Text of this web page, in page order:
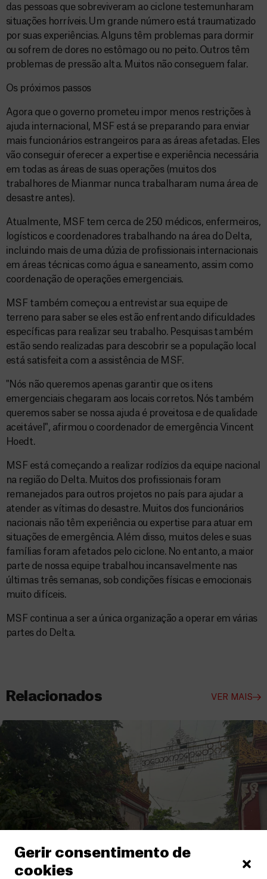
Gerir consentimento de
cookies
das pessoas que sobreviveram ao ciclone testemunharam
situações horríveis. Um grande número está traumatizado
por suas experiências. Alguns têm problemas para dormir
ou sofrem de dores no estômago ou no peito. Outros têm
problemas de pressão alta. Muitos não conseguem falar.
Os próximos passos
Agora que o governo prometeu impor menos restrições à
ajuda internacional, MSF está se preparando para enviar
mais funcionários estrangeiros para as áreas afetadas. Eles
vão conseguir oferecer a expertise e experiência necessária
em todas as áreas de suas operações (muitos dos
trabalhores de Mianmar nunca trabalharam numa área de
desastre antes).
Atualmente, MSF tem cerca de 250 médicos, enfermeiros,
logísticos e coordenadores trabalhando na área do Delta,
incluindo mais de uma dúzia de profissionais internacionais
em áreas técnicas como água e saneamento, assim como
coordenação de operações emergenciais.
MSF também começou a entrevistar sua equipe de
terreno para saber se eles estão enfrentando dificuldades
específicas para realizar seu trabalho. Pesquisas também
estão sendo realizadas para descobrir se a população local
está satisfeita com a assistência de MSF.
"Nós não queremos apenas garantir que os itens
emergenciais chegaram aos locais corretos. Nós também
queremos saber se nossa ajuda é proveitosa e de qualidade
aceitável", afirmou o coordenador de emergência Vincent
Hoedt.
MSF está começando a realizar rodízios da equipe nacional
na região do Delta. Muitos dos profissionais foram
remanejados para outros projetos no país para ajudar a
atender as vítimas do desastre. Muitos dos funcionários
nacionais não têm experiência ou expertise para atuar em
situações de emergência. Além disso, muitos deles e suas
famílias foram afetados pelo ciclone. No entanto, a maior
parte de nossa equipe trabalhou incansavelmente nas
últimas três semanas, sob condições físicas e emocionais
muito difíceis.
MSF continua a ser a única organização a operar em várias
partes do Delta.
Relacionados VER MAIS